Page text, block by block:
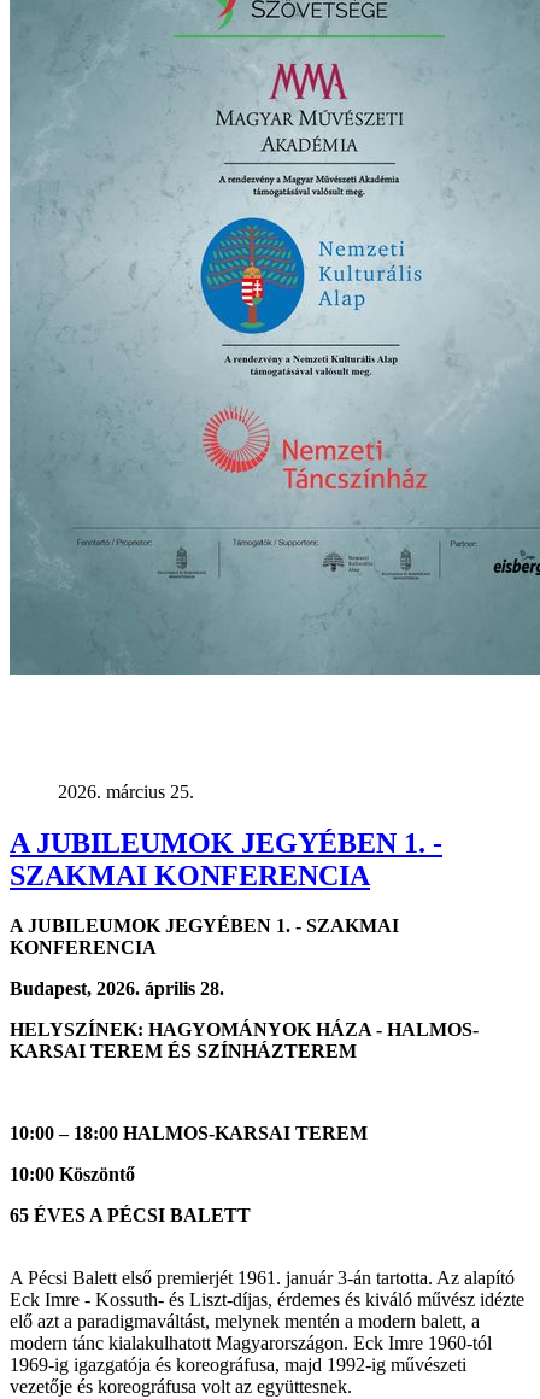
2026. március 25.
A JUBILEUMOK JEGYÉBEN 1. -
SZAKMAI KONFERENCIA
A JUBILEUMOK JEGYÉBEN 1. - SZAKMAI
KONFERENCIA
Budapest, 2026. április 28.
HELYSZÍNEK: HAGYOMÁNYOK HÁZA - HALMOS-
KARSAI TEREM ÉS SZÍNHÁZTEREM
10:00 – 18:00 HALMOS-KARSAI TEREM
10:00 Köszöntő
65 ÉVES A PÉCSI BALETT
A Pécsi Balett első premierjét 1961. január 3-án tartotta. Az alapító
Eck Imre - Kossuth- és Liszt-díjas, érdemes és kiváló művész idézte
elő azt a paradigmaváltást, melynek mentén a modern balett, a
modern tánc kialakulhatott Magyarországon. Eck Imre 1960-tól
1969-ig igazgatója és koreográfusa, majd 1992-ig művészeti
vezetője és koreográfusa volt az együttesnek.